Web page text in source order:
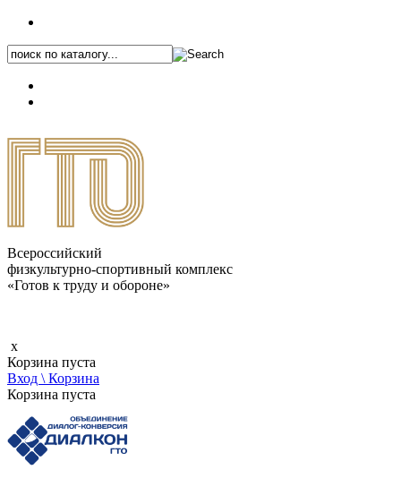
Всероссийский
физкультурно-спортивный комплекс
«Готов к труду и обороне»
x
Корзина пуста
Вход \ Корзина
Корзина пуста